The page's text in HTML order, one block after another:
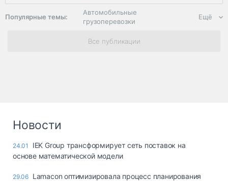
Популярные темы:
Автомобильные
грузоперевозки
Региональная
логистика
опасные грузы
страхование
Ещё
Все публикации
Новости
24.01
IEK Group трансформирует сеть поставок на
основе математической модели
29.06 Lamacon оптимизировала процесс планирования